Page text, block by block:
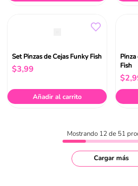
Set Pinzas de Cejas Funky Fish
$3,99
Añadir al carrito
Fish
$2,
Mostrando 12 de 51
Cargar más